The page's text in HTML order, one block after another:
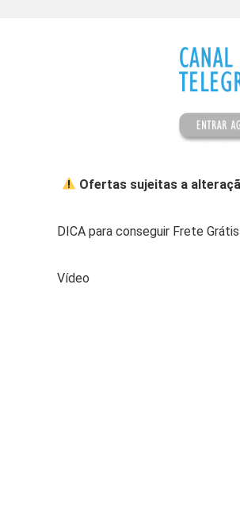
Ofertas sujeitas a
DICA para conseguir Frete
Vídeo